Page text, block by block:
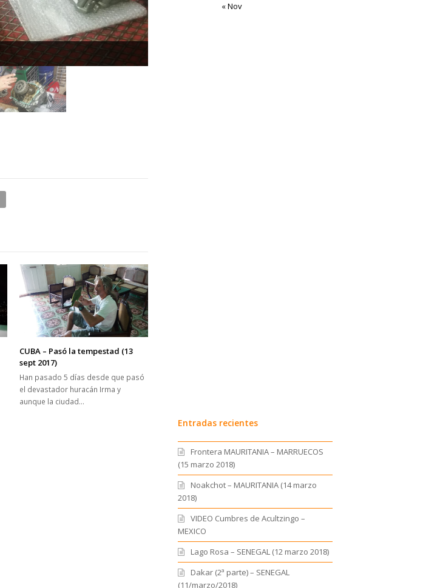
CUBA – Pasó la tempestad (13
sept 2017)
Han pasado 5 días desde que pasó
el devastador huracán Irma y
aunque la ciudad…
« Nov
Entradas recientes
Frontera MAURITANIA – MARRUECOS
(15 marzo 2018)
Noakchot – MAURITANIA (14 marzo
2018)
VIDEO Cumbres de Acultzingo –
MEXICO
Lago Rosa – SENEGAL (12 marzo 2018)
Dakar (2ª parte) – SENEGAL
(11/marzo/2018)